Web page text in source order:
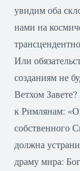
увидим оба
нами на
Или
созданиям не
Ветхом
к Римлянам:
собственного
должна
драму мира: